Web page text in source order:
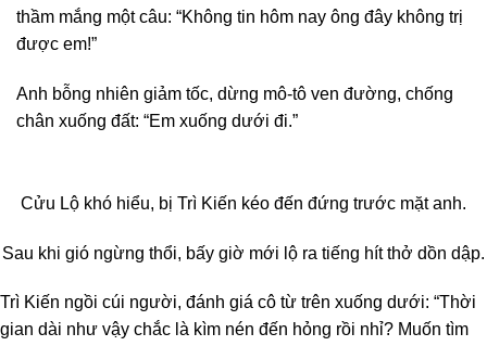
thầm mắng một câu: “Không tin hôm nay ông đây không trị
được em!”
Anh bỗng nhiên giảm tốc, dừng mô-tô ven đường, chống
chân xuống đất: “Em xuống dưới đi.”
Cửu Lộ khó hiểu, bị Trì Kiến kéo đến đứng trước mặt anh.
Sau khi gió ngừng thổi, bấy giờ mới lộ ra tiếng hít thở dồn dập.
Trì Kiến ngồi cúi người, đánh giá cô từ trên xuống dưới: “Thời
gian dài như vậy chắc là kìm nén đến hỏng rồi nhỉ? Muốn tìm